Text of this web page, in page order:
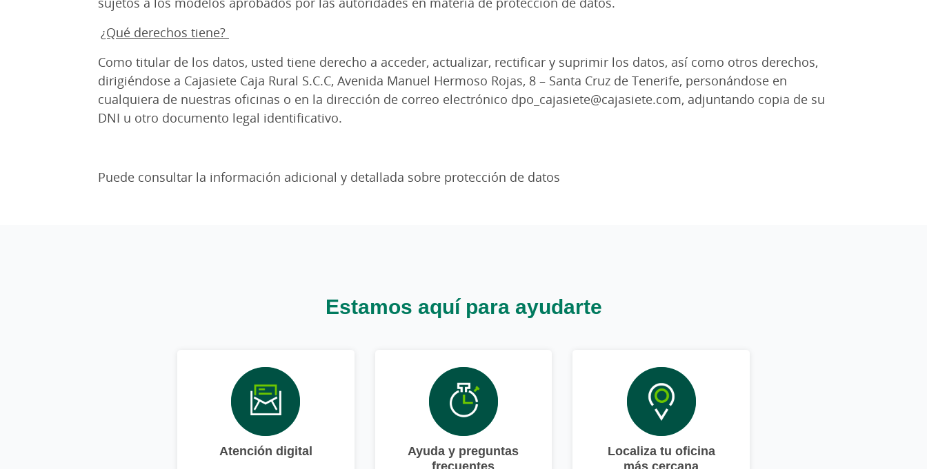
¿Qué derechos tiene?
Como titular de los datos, usted tiene derecho a acceder, actualizar, rectificar y suprimir los datos, así como otros derechos,
dirigiéndose a Cajasiete Caja Rural S.C.C, Avenida Manuel Hermoso Rojas, 8 – Santa Cruz de Tenerife, personándose en
cualquiera de nuestras oficinas o en la dirección de correo electrónico dpo_cajasiete@cajasiete.com, adjuntando copia de su
DNI u otro documento legal identificativo.
Puede consultar la información adicional y detallada sobre protección de datos
Estamos aquí para ayudarte
Atención digital
Ayuda y preguntas
frecuentes
Localiza tu oficina
más cercana